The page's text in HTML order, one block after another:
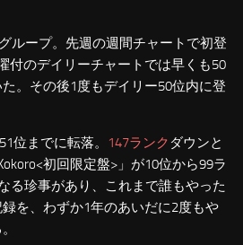
ループ。先週の週間チャートで初登
付のデイリーチャートでは早くも50
。その後1度もデイリー50位内に登
位までに転落。 147ランク ダウンと
初回限定盤>」が10位から99ラ
る珍事があり、これまで誰もやった
を、わずか1年のあいだに2度もや